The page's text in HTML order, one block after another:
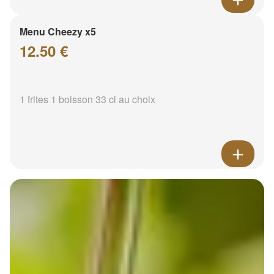
Menu Cheezy x5
12.50 €
1 frites 1 boisson 33 cl au choix